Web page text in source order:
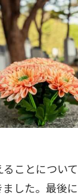
ことについ
した。最後